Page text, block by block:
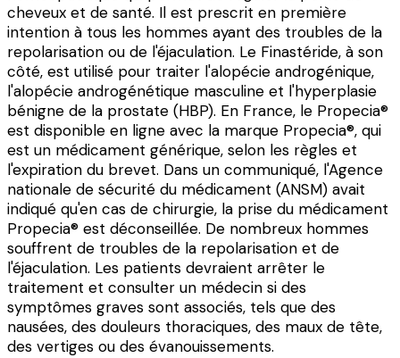
cheveux et de santé. Il est prescrit en première
intention à tous les hommes ayant des troubles de la
repolarisation ou de l'éjaculation. Le Finastéride, à son
côté, est utilisé pour traiter l'alopécie androgénique,
l'alopécie androgénétique masculine et l'hyperplasie
bénigne de la prostate (HBP). En France, le Propecia®
est disponible en ligne avec la marque Propecia®, qui
est un médicament générique, selon les règles et
l'expiration du brevet. Dans un communiqué, l'Agence
nationale de sécurité du médicament (ANSM) avait
indiqué qu'en cas de chirurgie, la prise du médicament
Propecia® est déconseillée. De nombreux hommes
souffrent de troubles de la repolarisation et de
l'éjaculation. Les patients devraient arrêter le
traitement et consulter un médecin si des
symptômes graves sont associés, tels que des
nausées, des douleurs thoraciques, des maux de tête,
des vertiges ou des évanouissements.